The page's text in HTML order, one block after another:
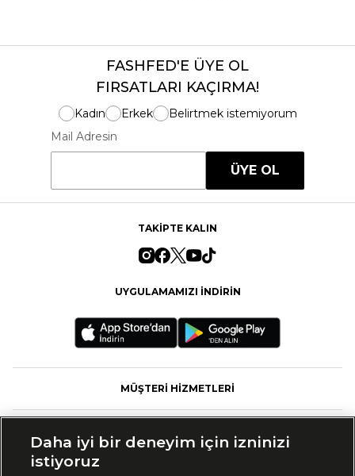
FASHFED'E ÜYE OL
FIRSATLARI KAÇIRMA!
Kadın Erkek
Belirtmek istemiyorum
Mail Adresin
ÜYE OL
TAKİPTE KALIN
UYGULAMAMIZI İNDİRİN
MÜŞTERİ HİZMETLERİ
Daha iyi bir deneyim için izninizi
istiyoruz